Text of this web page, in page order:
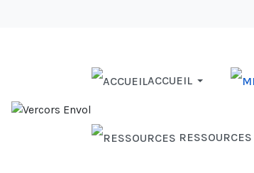
ACCUEIL
RESSOURCES